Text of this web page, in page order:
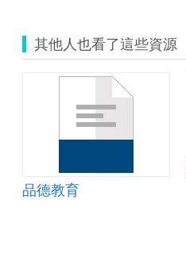
其他人也看了這些資源
品德教育